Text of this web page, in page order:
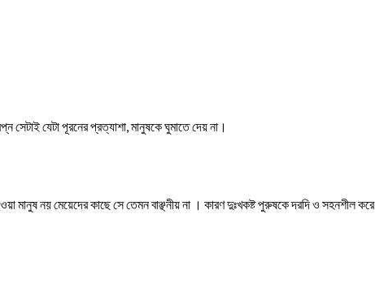
সেটাই যেটা পূরনের প্রত্যাশা, মানুষকে ঘুমাতে দেয় না।
নয় মেয়েদের কাছে সে তেমন বাঞ্ছনীয় না । কারণ দুঃখকষ্ট পুরুষকে দরদি ও সহনশীল করে